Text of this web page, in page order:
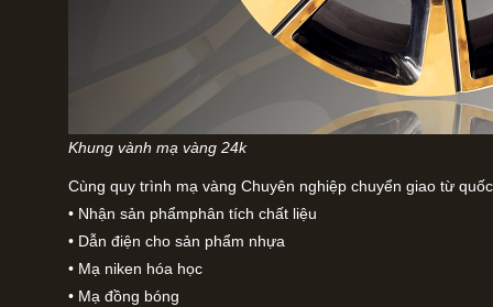
Khung vành mạ vàng 24k
Cùng quy trình mạ vàng Chuyên nghiệp chuyển giao từ
• Nhận sản phẩmphân tích chất liệu
• Dẫn điện cho sản phẩm nhựa
• Mạ niken hóa học
• Mạ đồng bóng